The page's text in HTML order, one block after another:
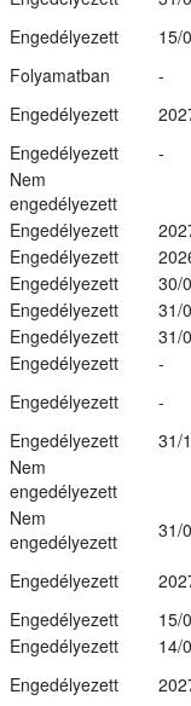
Engedélyezett
15/
Folyamatban
-
Engedélyezett
Engedélyezett
-
Nem
engedélyezett
Engedélyezett
Engedélyezett
Engedélyezett
30/
Engedélyezett
31/
Engedélyezett
31/
Engedélyezett
-
Engedélyezett
-
Engedélyezett
31/
Nem
engedélyezett
Nem
engedélyezett
31/
Engedélyezett
Engedélyezett
15/
Engedélyezett
14/
Engedélyezett